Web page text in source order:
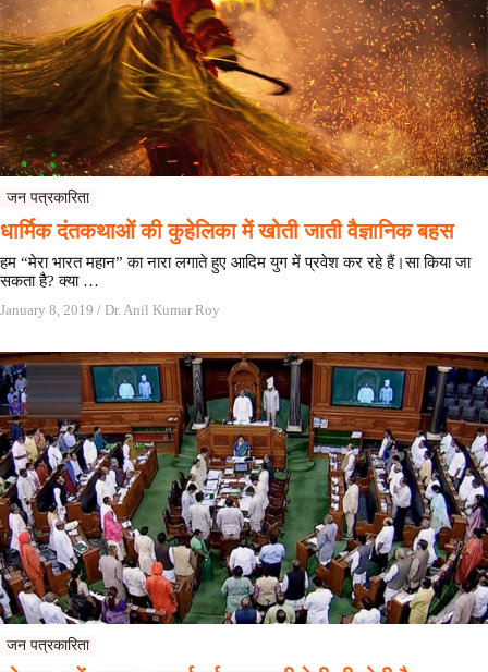
जन पत्रकारिता
धार्मिक दंतकथाओं की कुहेलिका में खोती जाती वैज्ञानिक बहस
हम “मेरा भारत महान” का नारा लगाते हुए आदिम युग में प्रवेश कर रहे हैं।सा किया जा
सकता है? क्या …
January 8, 2019 / Dr. Anil Kumar Roy
जन पत्रकारिता